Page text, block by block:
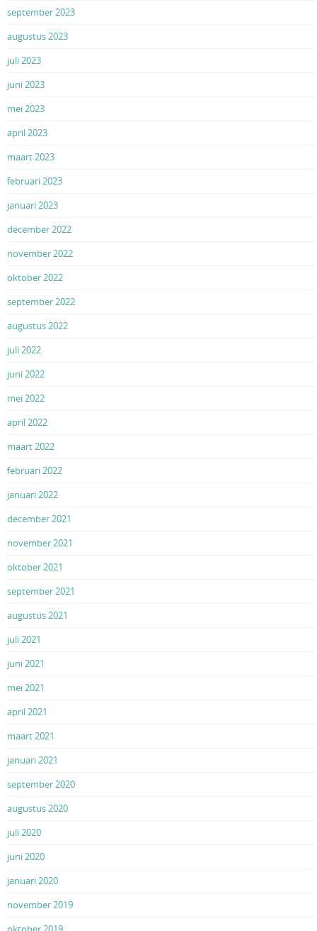
september 2023
augustus 2023
juli 2023
juni 2023
mei 2023
april 2023
maart 2023
februari 2023
januari 2023
december 2022
november 2022
oktober 2022
september 2022
augustus 2022
juli 2022
juni 2022
mei 2022
april 2022
maart 2022
februari 2022
januari 2022
december 2021
november 2021
oktober 2021
september 2021
augustus 2021
juli 2021
juni 2021
mei 2021
april 2021
maart 2021
januari 2021
september 2020
augustus 2020
juli 2020
juni 2020
januari 2020
november 2019